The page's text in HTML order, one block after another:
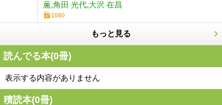
薫,角田 光代,大沢 在昌
1080
もっと見る
読んでる本(0冊)
表示する内容がありません
積読本(0冊)